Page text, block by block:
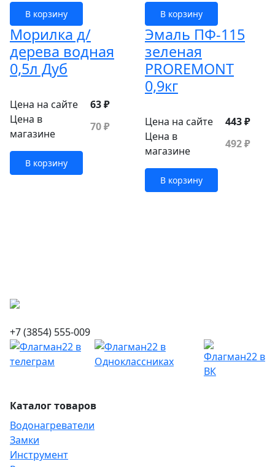
В корзину В корзину
Морилка д/
дерева водная
0,5л Дуб
Цена на сайте
63 ₽
Цена в
магазине
70 ₽
В корзину
Эмаль ПФ-115
зеленая
PROREMONT
0,9кг
Цена на сайте
443 ₽
Цена в
магазине
492 ₽
В корзину
+7 (3854) 555-009
Каталог товаров
Водонагреватели
Замки
Инструмент